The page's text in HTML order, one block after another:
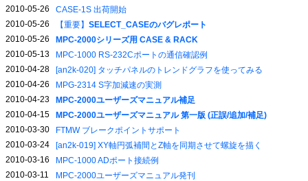
2010-05-26
CASE-1S 出荷開始
2010-05-26
【重要】 SELECT_CASEのバグレポート
2010-05-26
MPC-2000シリーズ用 CASE & RACK
2010-05-13
MPC-1000 RS-232Cポートの通信確認例
2010-04-28
[an2k-020] タッチパネルのトレンドグラフを使ってみる
2010-04-26
MPG-2314 S字加減速の実測
2010-04-23
MPC-2000ユーザーズマニュアル補足
2010-04-15
MPC-2000ユーザーズマニュアル 第一版 (正誤/追加/補足)
2010-03-30
FTMW ブレークポイントサポート
2010-03-24
[an2k-019] XY軸円弧補間とZ軸を同期させて螺旋を描く
2010-03-16
MPC-1000 ADポート接続例
2010-03-11
MPC-2000ユーザーズマニュアル発刊